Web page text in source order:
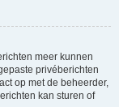
meer kunnen
privéberichten
op met de beheerder,
kan sturen of